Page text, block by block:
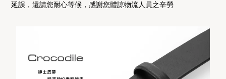
延誤，還請您耐心等候，感謝您體諒物流人員之辛勞